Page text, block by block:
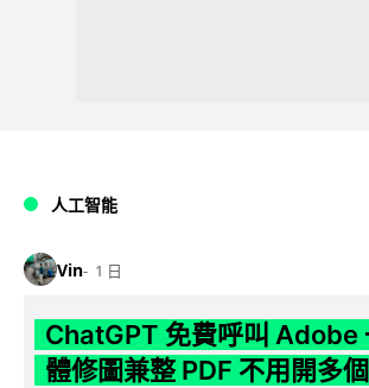
人工智能
Vin 1 日
ChatGPT 免費呼叫 Adobe
體修圖兼整 PDF 不用開多